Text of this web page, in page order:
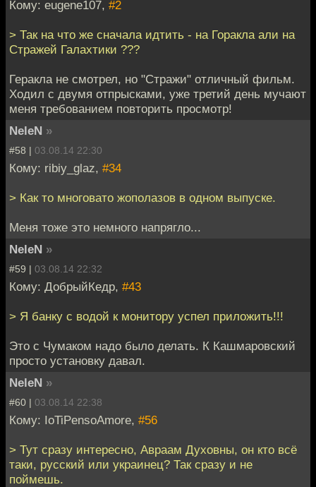
Кому: eugene107, #2
> Так на что же сначала идтить - на Горакла али на
Стражей Галахтики ???
Геракла не смотрел, но "Стражи" отличный фильм.
Ходил с двумя отпрысками, уже третий день мучают
меня требованием повторить просмотр!
NeleN »
#58 | 03.08.14 22:30
Кому: ribiy_glaz, #34
> Как то многовато жополазов в одном выпуске.
Меня тоже это немного напрягло...
NeleN »
#59 | 03.08.14 22:32
Кому: ДобрыйКедр, #43
> Я банку с водой к монитору успел приложить!!!
Это с Чумаком надо было делать. К Кашмаровский
просто установку давал.
NeleN »
#60 | 03.08.14 22:38
Кому: IoTiPensoAmore, #56
> Тут сразу интересно, Авраам Духовны, он кто всё
таки, русский или украинец? Так сразу и не
поймешь.